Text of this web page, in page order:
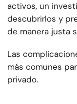
activos, un
descubrirlos y
de manera justa
Las
más comunes
privado.